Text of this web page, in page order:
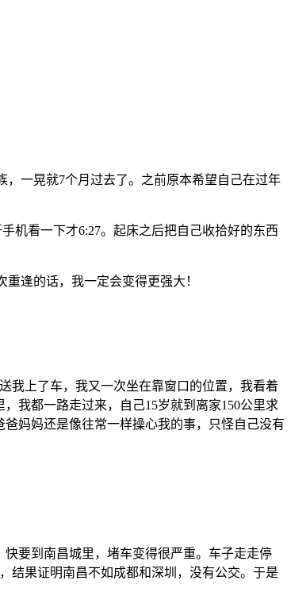
，一晃就7个月过去了。之前原本希望自己在过年
机看一下才6:27。起床之后把自己收拾好的东西
逢的话，我一定会变得更强大！
我上了车，我又一次坐在靠窗口的位置，我看着
我都一路走过来，自己15岁就到离家150公里求
妈妈还是像往常一样操心我的事，只怪自己没有
要到南昌城里，堵车变得很严重。车子走走停
结果证明南昌不如成都和深圳，没有公交。于是